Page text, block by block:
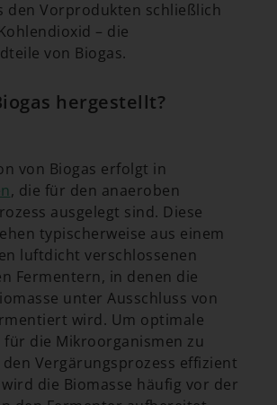
den Vorprodukten schließlich
– die
von Biogas.
hergestellt?
von Biogas erfolgt in
, die für den anaeroben
ausgelegt sind. Diese
typischerweise aus einem
luftdicht verschlossenen
Fermentern, in denen die
unter Ausschluss von
wird. Um optimale
für die Mikroorganismen zu
Vergärungsprozess effizient
die Biomasse häufig vor der